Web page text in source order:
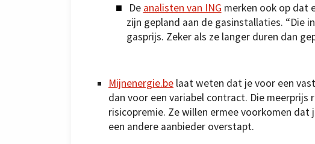
De analisten van ING merken ook op dat
zijn gepland aan de gasinstallaties. “Die
gasprijs. Zeker als ze langer duren dan
Mijnenergie.be laat weten dat je voor een
dan voor een variabel contract. Die meerprijs
risicopremie. Ze willen ermee voorkomen dat
een andere aanbieder overstapt.